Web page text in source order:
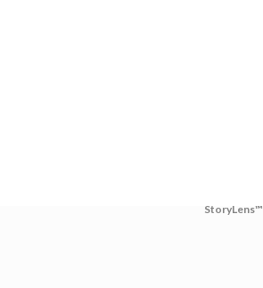
StoryLens™